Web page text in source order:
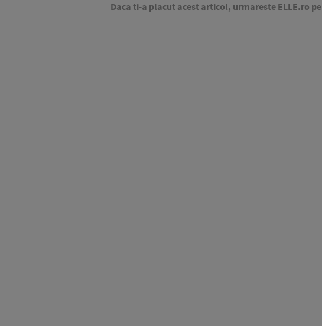
Daca ti-a placut acest articol, urmareste ELLE.ro pe